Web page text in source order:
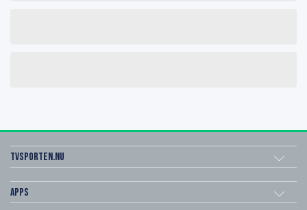
Tvsporten.nu
Apps